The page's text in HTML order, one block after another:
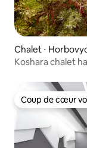
Chalet ⋅
Koshara chalet
Coup de cœur
Coup de cœur